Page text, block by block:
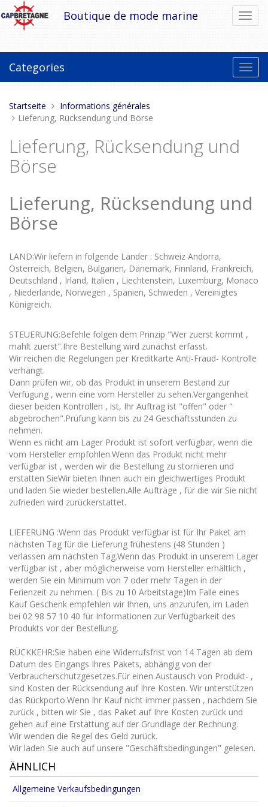
Direkt
zum
Inhalt
Boutique de mode marine
Categories
Sie
sind
Startseite
Informations générales
Lieferung, Rücksendung und Börse
Lieferung, Rücksendung und
Börse
Lieferung, Rücksendung und
Börse
LAND:Wir liefern in folgende Länder : Schweiz Andorra,
Österreich, Belgien, Bulgarien, Dänemark, Finnland, Frankreich,
Deutschland , Irland, Italien , Liechtenstein, Luxemburg, Monaco
, Niederlande, Norwegen , Spanien, Schweden , Vereinigtes
Königreich.
STEUERUNG:Befehle folgen dem Prinzip "Wer zuerst kommt ,
mahlt zuerst".Ihre Bestellung wird zunächst erfasst.
Wir reichen die Regelungen per Kreditkarte Anti-Fraud- Kontrolle
verhängt.
Dann prüfen wir, ob das Produkt in unserem Bestand zur
Verfügung , wenn eine vom Hersteller zu sehen.Vergangenheit
dieser beiden Kontrollen , ist, Ihr Auftrag ist "offen" oder "
abgebrochen".Prüfung kann bis zu 24 Geschäftsstunden zu
nehmen.
Wenn es nicht am Lager Produkt ist sofort verfügbar, wenn die
vom Hersteller empfohlen.Wenn das Produkt nicht mehr
verfügbar ist , werden wir die Bestellung zu stornieren und
erstatten SieWir bieten Ihnen auch ein gleichwertiges Produkt
und laden Sie wieder bestellen.Alle Aufträge , für die wir Sie nicht
zufrieden wird zurückerstattet.
LIEFERUNG :Wenn das Produkt verfügbar ist für Ihr Paket am
nächsten Tag für die Lieferung frühestens (48 Stunden )
verlassen am nächsten Tag.Wenn das Produkt in unserem Lager
verfügbar ist , aber möglicherweise vom Hersteller erhältlich ,
werden Sie ein Minimum von 7 oder mehr Tagen in der
Ferienzeit zu nehmen. ( Bis zu 10 Arbeitstage)Im Falle eines
Kauf Geschenk empfehlen wir Ihnen, uns anzurufen, im Laden
bei 02 98 57 10 40 für Informationen zur Verfügbarkeit des
Produkts vor der Bestellung.
RÜCKKEHR:Sie haben eine Widerrufsfrist von 14 Tagen ab dem
Datum des Eingangs Ihres Pakets, abhängig von der
Verbraucherschutzgesetzes.Für einen Austausch von Produkt- ,
sind Kosten der Rücksendung auf Ihre Kosten. Wir unterstützen
das Rückporto.Wenn Ihr Kauf nicht immer passen , nachdem Sie
zurück , bitten wir Sie , das Paket auf Ihre Kosten zurück und
gehen auf eine Erstattung auf der Grundlage der Rechnung.
Wir wenden die Regel des Geld zurück.
Wir laden Sie auch auf unsere "Geschäftsbedingungen" gelesen.
ÄHNLICH
Allgemeine Verkaufsbedingungen